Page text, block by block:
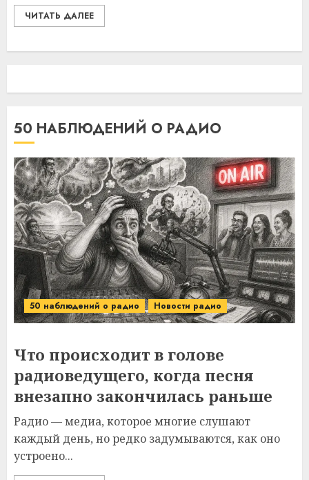
ЧИТАТЬ ДАЛЕЕ
50 НАБЛЮДЕНИЙ О РАДИО
50 наблюдений о радио Новости радио
Что происходит в голове
радиоведущего, когда песня
внезапно закончилась раньше
Радио — медиа, которое многие слушают
каждый день, но редко задумываются, как оно
устроено...